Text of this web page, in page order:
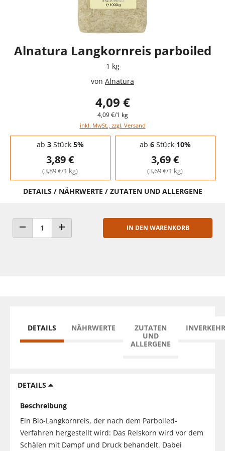
Alnatura Langkornreis parboiled
1 kg
von Alnatura
4,09 €
4,09 €/1 kg
inkl. MwSt., zzgl. Versand
Staffelpreise - Mengenrabatt
ab 3Stück 5%
3,89 €
(3,89 €/1 kg)
ab 6Stück 10%
3,69 €
(3,69 €/1 kg)
DETAILS / NÄHRWERTE / ZUTATEN UND ALLERGENE
ANZAHL VERRINGERNANZAHL ERHÖHEN
IN DEN WARENKORB
DETAILS NÄHRWERTE
ZUTATEN
UND
ALLERGENE
DETAILS
Beschreibung
Ein Bio-Langkornreis, der nach dem Parboiled-
Verfahren hergestellt wird: Das Reiskorn wird vor dem
Schälen mit Dampf und Druck behandelt. Dabei